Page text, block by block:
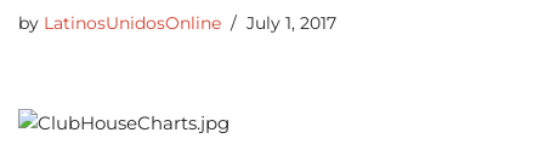
by LatinosUnidosOnline July 1, 2017